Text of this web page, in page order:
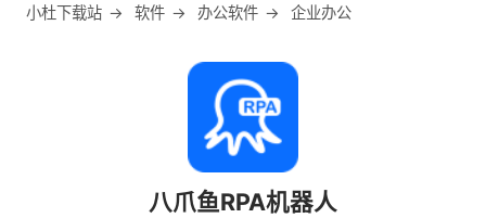
小杜下载站 → 软件 → 办公软件 → 企业办公
八爪鱼RPA机器人